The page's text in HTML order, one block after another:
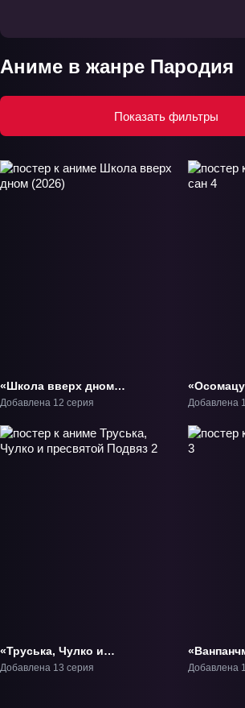
Аниме в жанре Пародия
Показать фильтры
«Школа вверх дном
(2026)» ТВ-1
Добавлена 12 серия Добавлена
«Труська, Чулко и
пресвятой Подвяз 2»
Добавлена 13 серия Добавлена